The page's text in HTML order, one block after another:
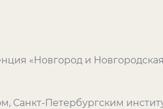
«Новгород и
Санкт-Петербургским